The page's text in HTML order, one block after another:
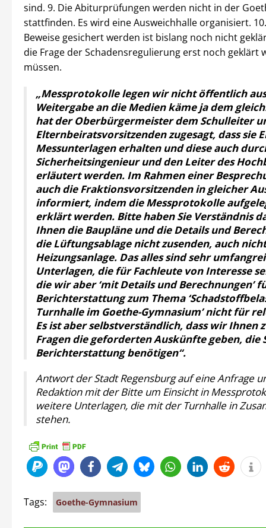
sind. 9. Die Abiturprüfungen werden nicht in der
stattfinden. Es wird eine Ausweichhalle organisiert.
Beweise gesichert werden ist bislang noch nicht
die Frage der Schadensregulierung erst noch geklärt
müssen.
„Messprotokolle legen wir nicht öffentlich
Weitergabe an die Medien käme ja dem
hat der Oberbürgermeister dem Schulleiter
Elternbeiratsvorsitzenden zugesagt, dass sie
Messunterlagen erhalten und diese auch
Sicherheitsingenieur und den Leiter des
erläutert werden. Im Rahmen einer
auch die Fraktionsvorsitzenden in gleicher
informiert, indem die Messprotokolle
erklärt werden. Bitte haben Sie Verständnis
Ihnen die Baupläne und die Details und
die Lüftungsablage nicht zusenden, auch
Heizungsanlage. Das alles sind sehr
Unterlagen, die für Fachleute von Interesse
die wir aber ‘mit Details und Berechnungen’
Berichterstattung zum Thema
Turnhalle im Goethe-Gymnasium’ nicht für
Es ist aber selbstverständlich, dass wir Ihnen
Fragen die geforderten Auskünfte geben, die
Berichterstattung benötigen“.
Antwort der Stadt Regensburg auf eine Anfrage
Redaktion mit der Bitte um Einsicht in
weitere Unterlagen, die mit der Turnhalle in
stehen.
Tags: Goethe-Gymnasium